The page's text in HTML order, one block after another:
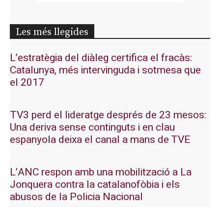
Les més llegides
L’estratègia del diàleg certifica el fracàs:
Catalunya, més intervinguda i sotmesa que
el 2017
TV3 perd el lideratge després de 23 mesos:
Una deriva sense continguts i en clau
espanyola deixa el canal a mans de TVE
L’ANC respon amb una mobilització a La
Jonquera contra la catalanofòbia i els
abusos de la Policia Nacional